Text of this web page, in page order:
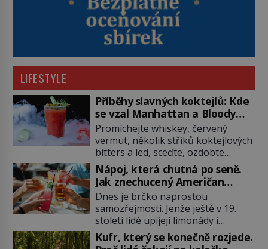
LIFESTYLE
Příběhy slavných koktejlů: Kde
se vzal Manhattan a Bloody
Mary?
Promíchejte whiskey, červený
vermut, několik střiků koktejlových
bitters a led, sceďte, ozdobte
koktejlovou třešinkou a tadá…
Manhattan je tu! A pokud to má být
skutečně on, dejte si pozor, ať
místo klasické americké rye
whiskey či klidně bourbonu
nepoužijete skotskou whisku. Co
se stane? Inu, koktejl bude stále
Nápoj, která chutná po seně.
Jak znechucený Američan
vymyslel brčko
Dnes je brčko naprostou
samozřejmostí. Jenže ještě v 19.
století lidé upíjejí limonády i
koktejly dutými stébly žita nebo
žitné slámy. Fungují sice dobře,
Kufr, který se konečně rozjede.